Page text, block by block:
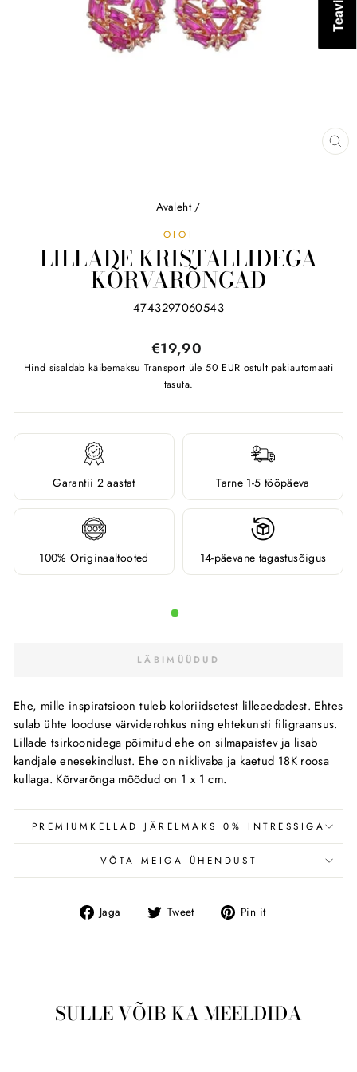
Avaleht /
OIOI
LILLADE KRISTALLIDEGA
KÕRVARÕNGAD
4743297060543
Tavahind
€19,90
Hind sisaldab käibemaksuTransport üle 50 EUR ostult pakiautomaati
tasuta.
Garantii 2 aastat Tarne 1-5 tööpäeva
100% Originaaltooted 14-päevane tagastusõigus
LÄBIMÜÜDUD
Ehe, mille inspiratsioon tuleb koloriidsetest lilleaedadest. Ehtes
sulab ühte looduse värviderohkus ning ehtekunsti filigraansus.
Lillade tsirkoonidega põimitud ehe on silmapaistev ja lisab
kandjale enesekindlust. Ehe on niklivaba ja kaetud 18K roosa
kullaga. Kõrvarõnga mõõdud on 1 x 1 cm.
PREMIUMKELLAD JÄRELMAKS 0% INTRESSIGA
VÕTA MEIGA ÜHENDUST
Jaga
Jaga
Tweet Tweet Pin it
SULLE VÕIB KA MEELDIDA